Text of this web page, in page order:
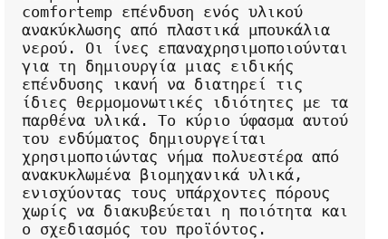
comfortemp επένδυση ενός υλικού
ανακύκλωσης από πλαστικά μπουκάλια
νερού. Οι ίνες επαναχρησιμοποιούνται
για τη δημιουργία μιας ειδικής
επένδυσης ικανή να διατηρεί τις
ίδιες θερμομονωτικές ιδιότητες με τα
παρθένα υλικά. Το κύριο ύφασμα αυτού
του ενδύματος δημιουργείται
χρησιμοποιώντας νήμα πολυεστέρα από
ανακυκλωμένα βιομηχανικά υλικά,
ενισχύοντας τους υπάρχοντες πόρους
χωρίς να διακυβεύεται η ποιότητα και
ο σχεδιασμός του προϊόντος.